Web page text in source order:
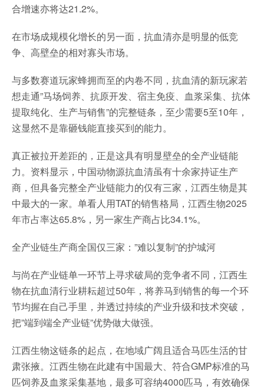
合增速亦将达21.2%。
在市场成规模化增长的另一面，抗血清亦是明显的低竞
争、高壁垒的相对寡头市场。
与多数赛道玩家蜂拥而至的内卷不同，抗血清的新玩家若
想走通”马场饲养、抗原开发、宿主免疫、血浆采集、抗体
提取纯化、生产与销售”的完整链条，至少需要5至10年，
这显然不是靠砸钱能直接买到的能力。
真正被拉开差距的，正是这具有明显壁垒的全产业链能
力。资料显示，中国动物源抗血清虽有十余家持证生产
商，但具备完整全产业链能力的仅有三家，江西生物是其
中最大的一家。单看人用TAT的销售格局，江西生物2025
年市占率达65.8%，另一家生产商占比34.1%。
全产业链生产商全国仅三家：”难以复制”的护城河
与尚在产业链单一环节上寻求破局的竞争者不同，江西生
物在抗血清行业耕耘超过50年，将养马到销售的每一个环
节均握在自己手里，并透过持续的产业升级和技术突破，
把”端到端全产业链”优势做大做强。
江西生物这链条的起点，在地域广阔且适合马匹生活的甘
肃张掖。江西生物在此建有中国最大、符合GMP标准的马
匹饲养及血浆采集基地，最多可容纳4000匹马，有效确保